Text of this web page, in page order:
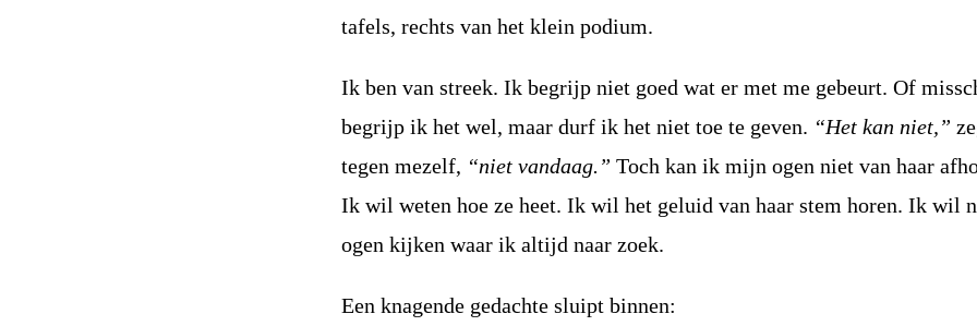
tafels, rechts van het klein podium.
Ik ben van streek. Ik begrijp niet goed wat er met me gebeurt. Of
begrijp ik het wel, maar durf ik het niet toe te geven. “Het kan niet,”
tegen mezelf, “niet vandaag.” Toch kan ik mijn ogen niet van haar
Ik wil weten hoe ze heet. Ik wil het geluid van haar stem horen. Ik wil
ogen kijken waar ik altijd naar zoek.
Een knagende gedachte sluipt binnen: